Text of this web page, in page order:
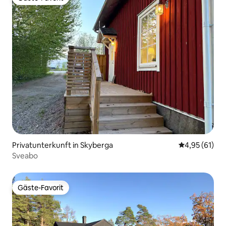
Gäste-Favorit
Privatunterkunft in Skyberga
4,95 (61)
Sveabo
Gäste-Favorit
Gäste-Favorit